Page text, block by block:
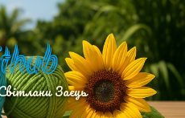
Заєць